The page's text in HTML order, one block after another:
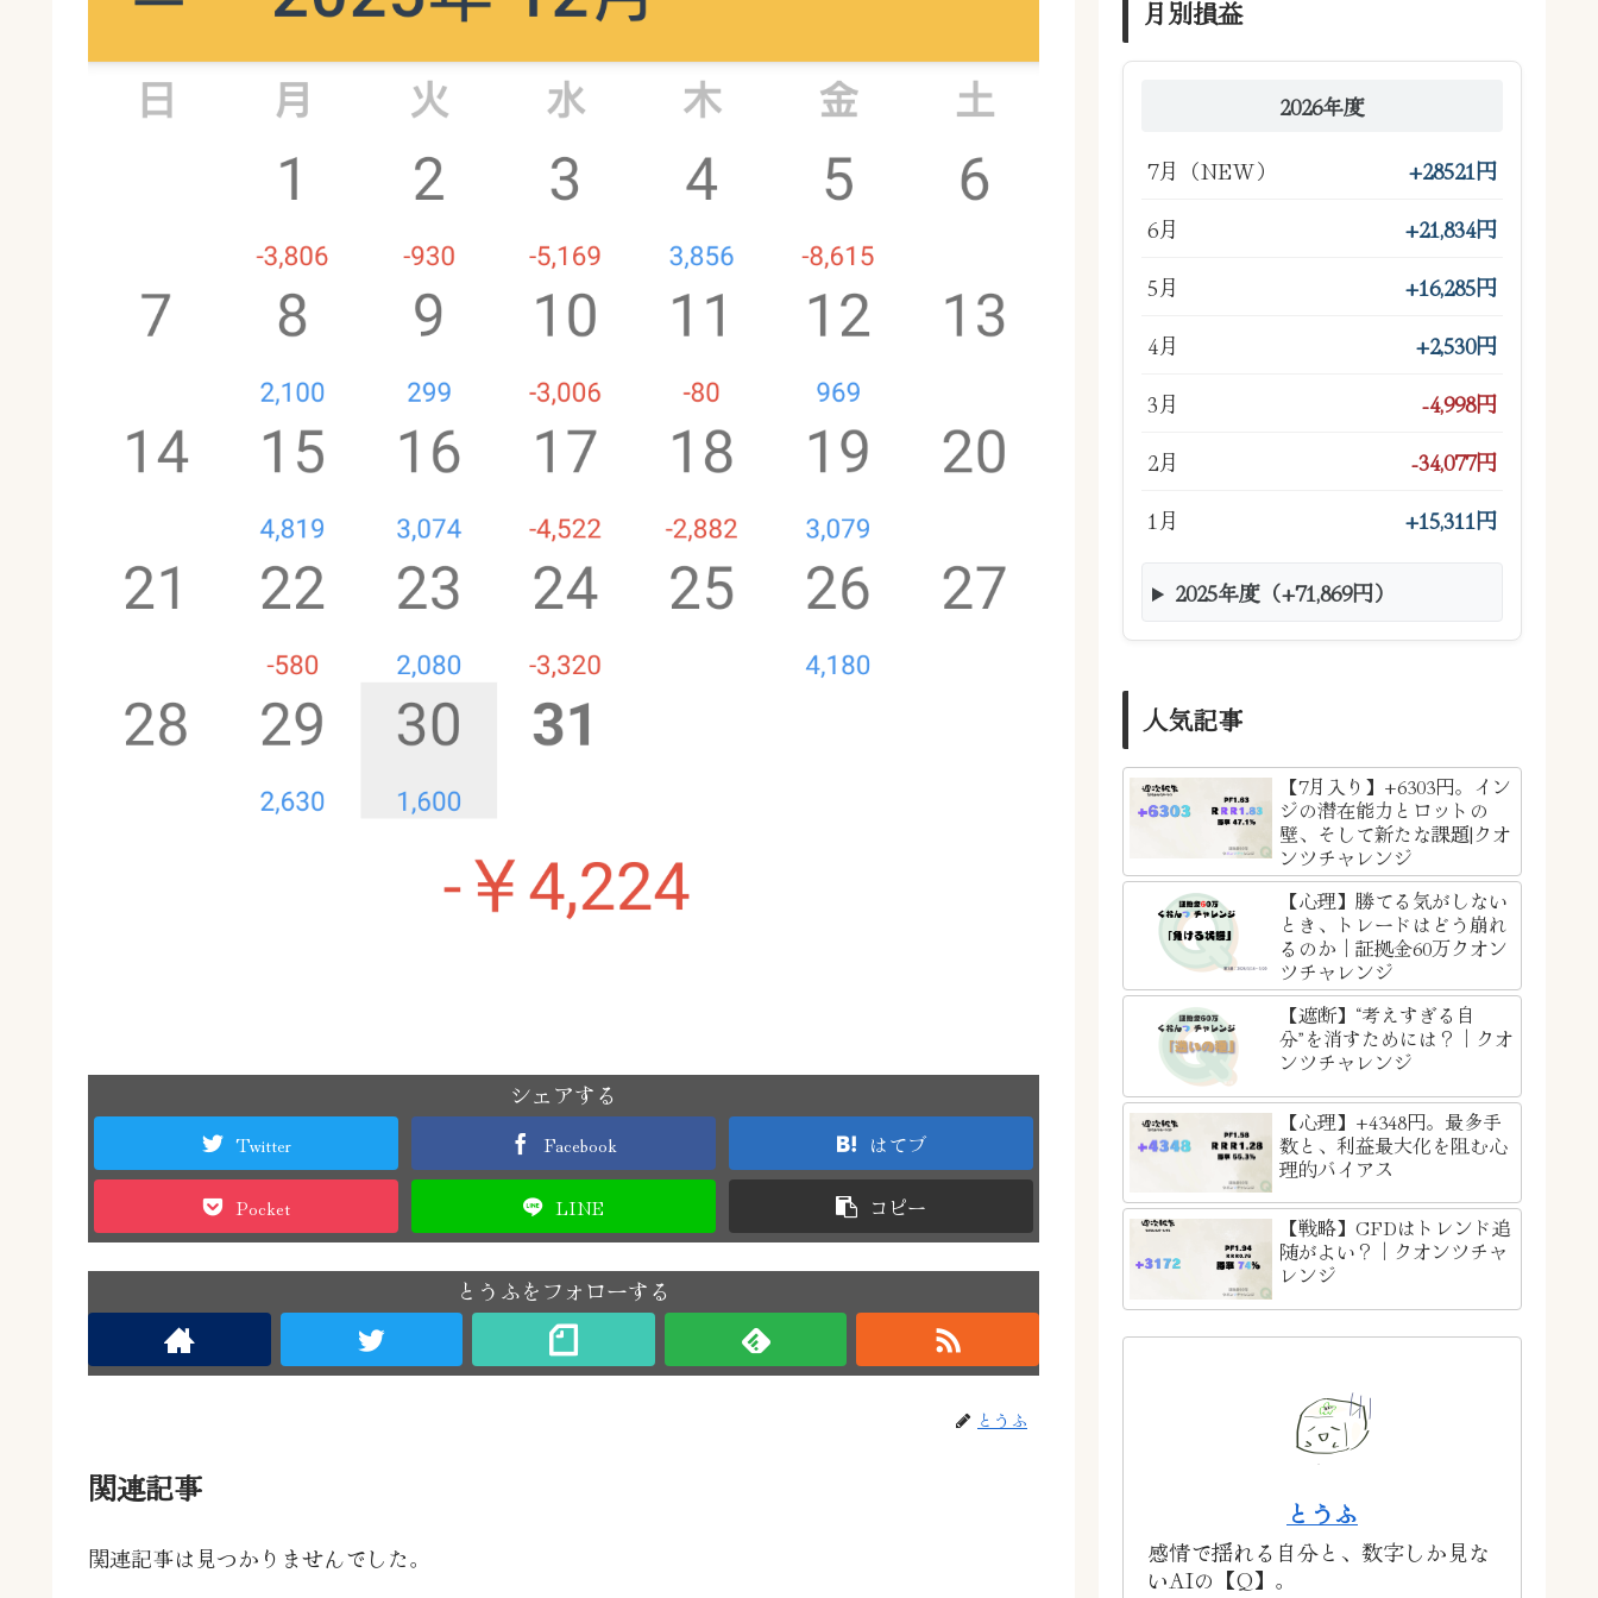
シェアする
Twitter Facebook はてブ
Pocket LINE コピー
とうふをフォローする
とうふ
関連記事
関連記事は見つかりませんでした。
月別損益
2026年度
7月（NEW）
+28521円
6月
+21,834円
5月
+16,285円
4月
+2,530円
3月
-4,998円
2月
-34,077円
1月
+15,311円
2025年度（+71,869円）
人気記事
【7月入り】+6303円。イン
ジの潜在能力とロットの
壁、そして新たな課題|クオ
ンツチャレンジ
【心理】勝てる気がしない
とき、トレードはどう崩れ
るのか｜証拠金60万クオン
ツチャレンジ
【遮断】“考えすぎる自
分”を消すためには？｜クオ
ンツチャレンジ
【心理】+4348円。最多手
数と、利益最大化を阻む心
理的バイアス
【戦略】CFDはトレンド追
随がよい？｜クオンツチャ
レンジ
とうふ
感情で揺れる自分と、数字しか見な
いAIの【Q】。